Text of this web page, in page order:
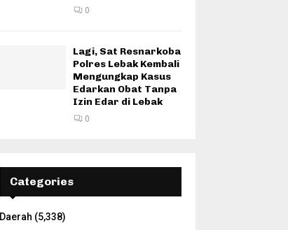
0
Lagi, Sat Resnarkoba
Polres Lebak Kembali
Mengungkap Kasus
Edarkan Obat Tanpa
Izin Edar di Lebak
0
Categories
Daerah (5,338)